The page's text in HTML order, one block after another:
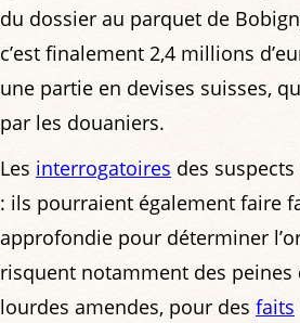
du dossier au parquet de
c’est finalement 2,4 millions
une partie en devises suisses,
par les douaniers.
Les interrogatoires des
: ils pourraient également faire
approfondie pour déterminer
risquent notamment des peines
lourdes amendes, pour des faits